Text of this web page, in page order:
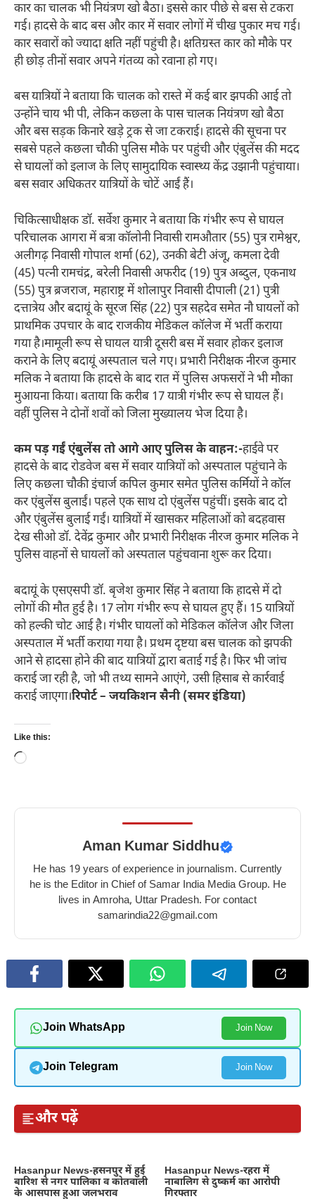
कार का चालक भी नियंत्रण खो बैठा। इससे कार पीछे से बस से टकरा
गई। हादसे के बाद बस और कार में सवार लोगों में चीख पुकार मच गई।
कार सवारों को ज्यादा क्षति नहीं पहुंची है। क्षतिग्रस्त कार को मौके पर
ही छोड़ तीनों सवार अपने गंतव्य को रवाना हो गए।
बस यात्रियों ने बताया कि चालक को रास्ते में कई बार झपकी आई तो
उन्होंने चाय भी पी, लेकिन कछला के पास चालक नियंत्रण खो बैठा
और बस सड़क किनारे खड़े ट्रक से जा टकराई। हादसे की सूचना पर
सबसे पहले कछला चौकी पुलिस मौके पर पहुंची और एंबुलेंस की मदद
से घायलों को इलाज के लिए सामुदायिक स्वास्थ्य केंद्र उझानी पहुंचाया।
बस सवार अधिकतर यात्रियों के चोटें आईं हैं।
चिकित्साधीक्षक डॉ. सर्वेश कुमार ने बताया कि गंभीर रूप से घायल
परिचालक आगरा में बत्रा कॉलोनी निवासी रामऔतार (55) पुत्र रामेश्वर,
अलीगढ़ निवासी गोपाल शर्मा (62), उनकी बेटी अंजू, कमला देवी
(45) पत्नी रामचंद्र, बरेली निवासी अफरीद (19) पुत्र अब्दुल, एकनाथ
(55) पुत्र ब्रजराज, महाराष्ट्र में शोलापुर निवासी दीपाली (21) पुत्री
दत्तात्रेय और बदायूं के सूरज सिंह (22) पुत्र सहदेव समेत नौ घायलों को
प्राथमिक उपचार के बाद राजकीय मेडिकल कॉलेज में भर्ती कराया
गया है।मामूली रूप से घायल यात्री दूसरी बस में सवार होकर इलाज
कराने के लिए बदायूं अस्पताल चले गए। प्रभारी निरीक्षक नीरज कुमार
मलिक ने बताया कि हादसे के बाद रात में पुलिस अफसरों ने भी मौका
मुआयना किया। बताया कि करीब 17 यात्री गंभीर रूप से घायल हैं।
वहीं पुलिस ने दोनों शवों को जिला मुख्यालय भेज दिया है।
कम पड़ गईं एंबुलेंस तो आगे आए पुलिस के वाहन:-हाईवे पर
हादसे के बाद रोडवेज बस में सवार यात्रियों को अस्पताल पहुंचाने के
लिए कछला चौकी इंचार्ज कपिल कुमार समेत पुलिस कर्मियों ने कॉल
कर एंबुलेंस बुलाईं। पहले एक साथ दो एंबुलेंस पहुंचीं। इसके बाद दो
और एंबुलेंस बुलाई गईं। यात्रियों में खासकर महिलाओं को बदहवास
देख सीओ डॉ. देवेंद्र कुमार और प्रभारी निरीक्षक नीरज कुमार मलिक ने
पुलिस वाहनों से घायलों को अस्पताल पहुंचवाना शुरू कर दिया।
बदायूं के एसएसपी डॉ. बृजेश कुमार सिंह ने बताया कि हादसे में दो
लोगों की मौत हुई है। 17 लोग गंभीर रूप से घायल हुए हैं। 15 यात्रियों
को हल्की चोट आई है। गंभीर घायलों को मेडिकल कॉलेज और जिला
अस्पताल में भर्ती कराया गया है। प्रथम दृष्टया बस चालक को झपकी
आने से हादसा होने की बाद यात्रियों द्वारा बताई गई है। फिर भी जांच
कराई जा रही है, जो भी तथ्य सामने आएंगे, उसी हिसाब से कार्रवाई
कराई जाएगा।रिपोर्ट – जयकिशन सैनी (समर इंडिया)
Like this:
Loading…
Aman Kumar Siddhu
He has 19 years of experience in journalism. Currently
he is the Editor in Chief of Samar India Media Group. He
lives in Amroha, Uttar Pradesh. For contact
samarindia22@gmail.com
Join WhatsApp Join Now
Join Telegram Join Now
और पढ़ें
Hasanpur News-हसनपुर में हुई
बारिश से नगर पालिका व कोतवाली
के आसपास हुआ जलभराव
Hasanpur News-रहरा में
नाबालिग से दुष्कर्म का आरोपी
गिरफ्तार